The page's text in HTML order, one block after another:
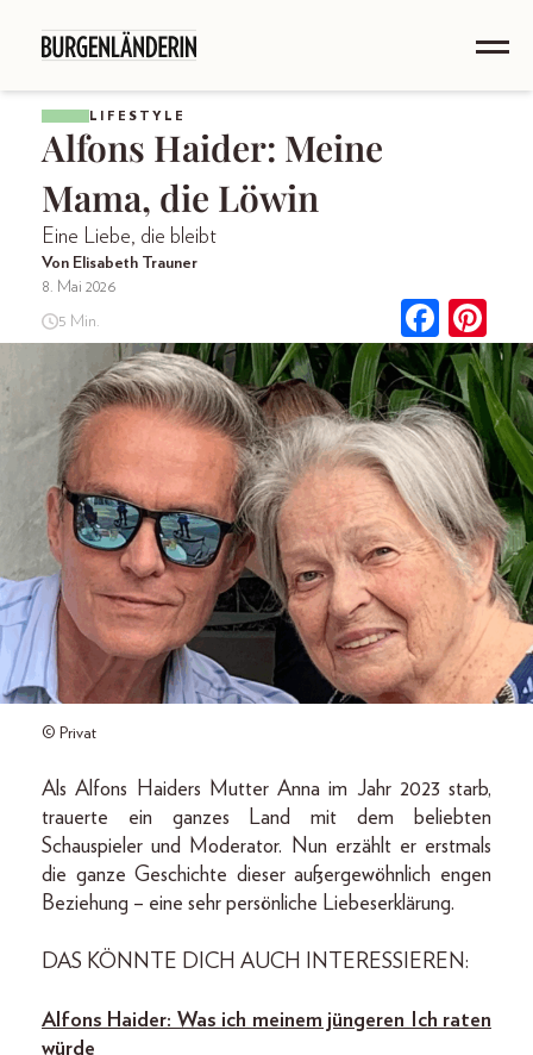
LIFESTYLE
Alfons Haider: Meine
Mama, die Löwin
Eine Liebe, die bleibt
Von Elisabeth Trauner
8. Mai 2026
5 Min.
© Privat
Als Alfons Haiders Mutter Anna im Jahr 2023 starb,
trauerte ein ganzes Land mit dem beliebten
Schauspieler und Moderator. Nun erzählt er erstmals
die ganze Geschichte dieser außergewöhnlich engen
Beziehung – eine sehr persönliche Liebeserklärung.
DAS KÖNNTE DICH AUCH INTERESSIEREN:
Alfons Haider: Was ich meinem jüngeren Ich raten
würde